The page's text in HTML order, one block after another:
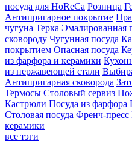
посуда для HoReCa Розница
Антипригарное покрытие
чугуна Терка Эмалированная
сковороду Чугунная посуда
покрытием Опасная посуда
из фарфора и керамики
из нержавеющей стали
Антипригарная сковорода
Термосы Столовый сервиз
Кастрюли Посуда из фарфора
Столовая посуда Френч-пресс
керамики
все тэги